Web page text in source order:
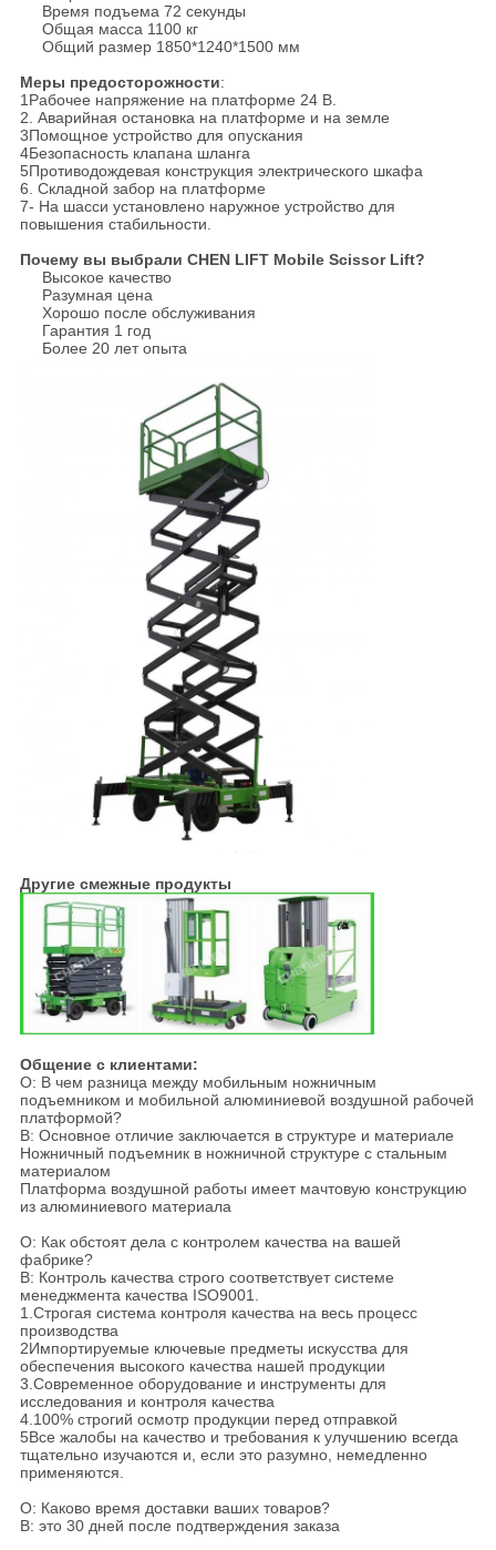
Время подъема 72 секунды
Общая масса 1100 кг
Общий размер 1850*1240*1500 мм
Меры предосторожности:
1Рабочее напряжение на платформе 24 В.
2. Аварийная остановка на платформе и на земле
3Помощное устройство для опускания
4Безопасность клапана шланга
5Противодождевая конструкция электрического шкафа
6. Складной забор на платформе
7- На шасси установлено наружное устройство для
повышения стабильности.
Почему вы выбрали CHEN LIFT Mobile Scissor Lift?
Высокое качество
Разумная цена
Хорошо после обслуживания
Гарантия 1 год
Более 20 лет опыта
Другие смежные продукты
Общение с клиентами:
О: В чем разница между мобильным ножничным
подъемником и мобильной алюминиевой воздушной рабочей
платформой?
В: Основное отличие заключается в структуре и материале
Ножничный подъемник в ножничной структуре с стальным
материалом
Платформа воздушной работы имеет мачтовую конструкцию
из алюминиевого материала
О: Как обстоят дела с контролем качества на вашей
фабрике?
B: Контроль качества строго соответствует системе
менеджмента качества ISO9001.
1.Строгая система контроля качества на весь процесс
производства
2Импортируемые ключевые предметы искусства для
обеспечения высокого качества нашей продукции
3.Современное оборудование и инструменты для
исследования и контроля качества
4.100% строгий осмотр продукции перед отправкой
5Все жалобы на качество и требования к улучшению всегда
тщательно изучаются и, если это разумно, немедленно
применяются.
О: Каково время доставки ваших товаров?
B: это 30 дней после подтверждения заказа